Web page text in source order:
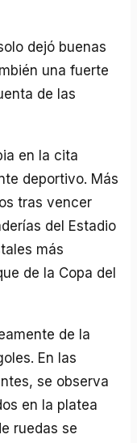
dejó buenas
una fuerte
de las
en la cita
deportivo. Más
tras vencer
del Estadio
más
de la Copa del
de la
En las
se observa
en la platea
ruedas se